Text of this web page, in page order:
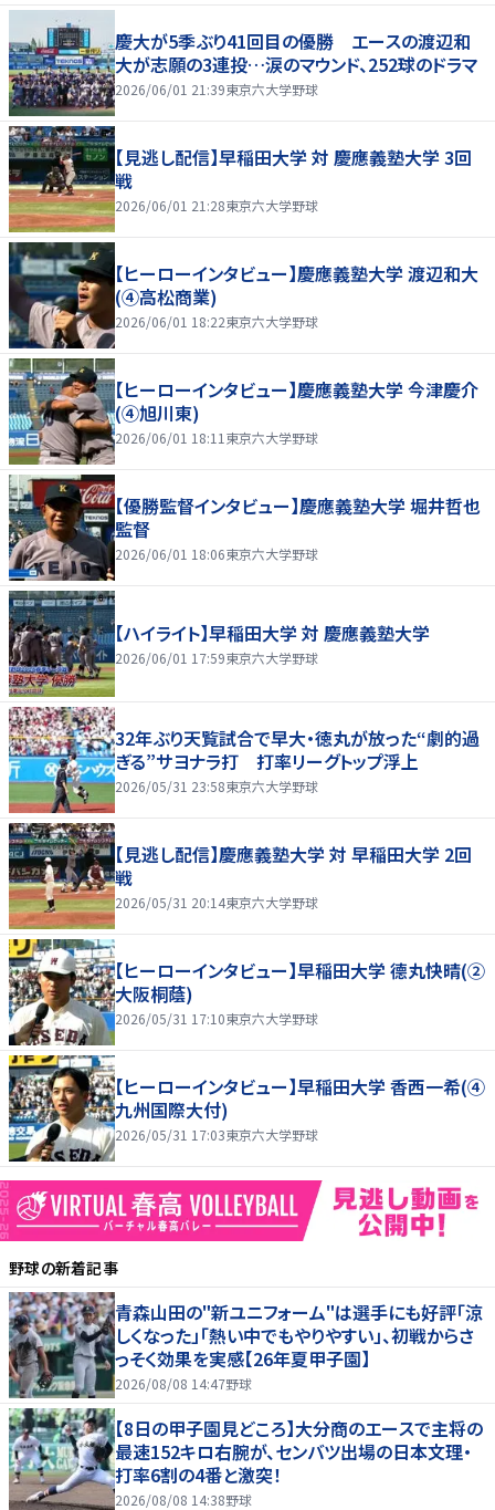
慶大が5季ぶり41回目の優勝 エースの渡辺和
大が志願の3連投…涙のマウンド、252球のドラマ
2026/06/01 21:39東京六大学野球
【見逃し配信】早稲田大学 対 慶應義塾大学 3回
戦
2026/06/01 21:28東京六大学野球
【ヒーローインタビュー】慶應義塾大学 渡辺和大
(④高松商業)
2026/06/01 18:22東京六大学野球
【ヒーローインタビュー】慶應義塾大学 今津慶介
(④旭川東)
2026/06/01 18:11 東京六大学野球
【優勝監督インタビュー】慶應義塾大学 堀井哲也
監督
2026/06/01 18:06東京六大学野球
【ハイライト】早稲田大学 対 慶應義塾大学
2026/06/01 17:59東京六大学野球
32年ぶり天覧試合で早大・徳丸が放った“劇的過
ぎる”サヨナラ打 打率リーグトップ浮上
2026/05/31 23:58東京六大学野球
【見逃し配信】慶應義塾大学 対 早稲田大学 2回
戦
2026/05/31 20:14東京六大学野球
【ヒーローインタビュー】早稲田大学 德丸快晴(②
大阪桐蔭)
2026/05/31 17:10東京六大学野球
【ヒーローインタビュー】早稲田大学 香西一希(④
九州国際大付)
2026/05/31 17:03東京六大学野球
野球の新着記事
青森山田の"新ユニフォーム"は選手にも好評「涼
しくなった」「熱い中でもやりやすい」、初戦からさ
っそく効果を実感【26年夏甲子園】
2026/08/08 14:47野球
【8日の甲子園見どころ】大分商のエースで主将の
最速152キロ右腕が、センバツ出場の日本文理・
打率6割の4番と激突！
2026/08/08 14:38野球